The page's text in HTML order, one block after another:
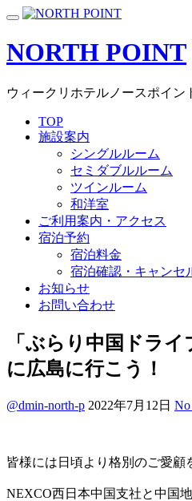
Skip
content
Toggle
NORTH POINT
ウィークリホテルノースポイン
TOP
施設案内
シングルルーム
セミダブルルーム
ツインルーム
和洋室
ご利用案内・アクセス
宿泊予約
宿泊料金
宿泊確認・キャンセ
お知らせ
お問い合わせ
「ぶらり中国ドラ
に広島に行こう！
@dmin-north-p 2022年7月12日 No
皆様には日頃より格別のご愛顧
NEXCO西日本中国支社と中国